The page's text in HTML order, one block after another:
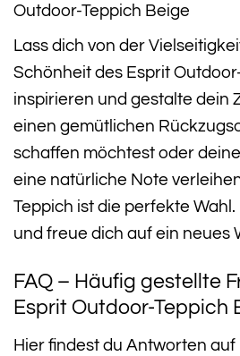
Outdoor-Teppich Beige
Lass dich von der
Schönheit des Esprit
inspirieren und gestalte dein
einen gemütlichen
schaffen möchtest oder
eine natürliche Note
Teppich ist die perfekte
und freue dich auf ein neues
FAQ – Häufig gestellte
Esprit Outdoor-Teppich
Hier findest du Antworten